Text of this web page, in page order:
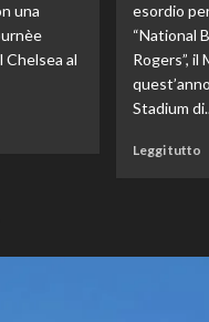
il
una
Chelsea al
esordio
“National
Rogers”,
Stadium
Leggi tutto